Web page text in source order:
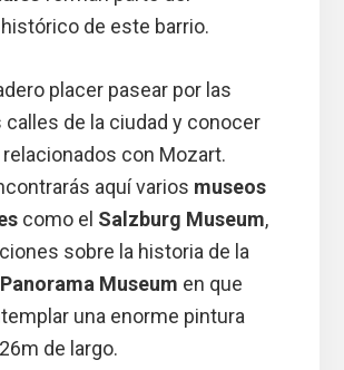
de este barrio.
placer pasear por las
de la ciudad y conocer
relacionados con Mozart.
aquí varios museos
como el Salzburg Museum,
sobre la historia de la
Panorama Museum en que
una enorme pintura
de largo.